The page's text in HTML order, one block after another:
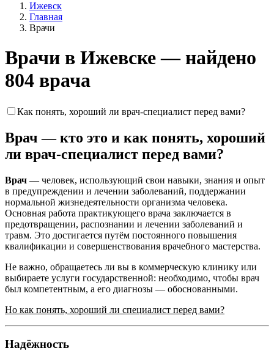
Ижевск
Главная
Врачи
Врачи в Ижевске — найдено
804 врача
Как понять, хороший ли врач-специалист перед вами?
Врач — кто это и как понять, хороший
ли врач-специалист перед вами?
Врач — человек, использующий свои навыки, знания и опыт
в предупреждении и лечении заболеваний, поддержании
нормальной жизнедеятельности организма человека.
Основная работа практикующего врача заключается в
предотвращении, распознании и лечении заболеваний и
травм. Это достигается путём постоянного повышения
квалификации и совершенствования врачебного мастерства.
Не важно, обращаетесь ли вы в коммерческую клинику или
выбираете услуги государственной: необходимо, чтобы врач
был компетентным, а его диагнозы — обоснованными.
Но как понять, хороший ли специалист перед вами?
Надёжность